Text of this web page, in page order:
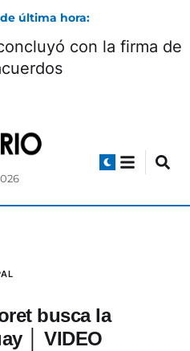
última hora:
con la firma de
busca la
│ VIDEO